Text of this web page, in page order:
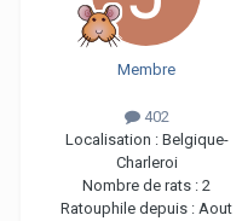
Membre
402
Localisation : Belgique-
Charleroi
Nombre de rats : 2
Ratouphile depuis : Aout